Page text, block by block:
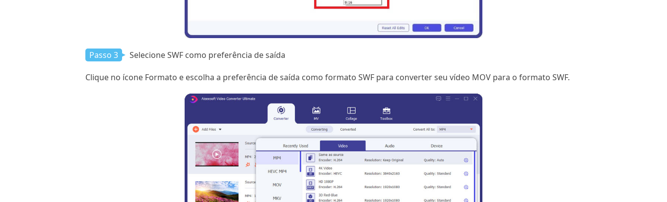
Passo 3 Selecione SWF como preferência de saída
Clique no ícone Formato e escolha a preferência de saída como formato SWF para converter seu vídeo MOV para o formato SWF.